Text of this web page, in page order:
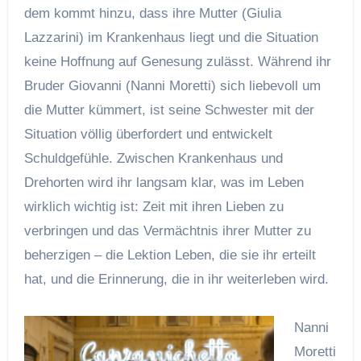
dem kommt hinzu, dass ihre Mutter (Giulia
Lazzarini) im Krankenhaus liegt und die Situation
keine Hoffnung auf Genesung zulässt. Während ihr
Bruder Giovanni (Nanni Moretti) sich liebevoll um
die Mutter kümmert, ist seine Schwester mit der
Situation völlig überfordert und entwickelt
Schuldgefühle. Zwischen Krankenhaus und
Drehorten wird ihr langsam klar, was im Leben
wirklich wichtig ist: Zeit mit ihren Lieben zu
verbringen und das Vermächtnis ihrer Mutter zu
beherzigen – die Lektion Leben, die sie ihr erteilt
hat, und die Erinnerung, die in ihr weiterleben wird.
Nanni
Moretti